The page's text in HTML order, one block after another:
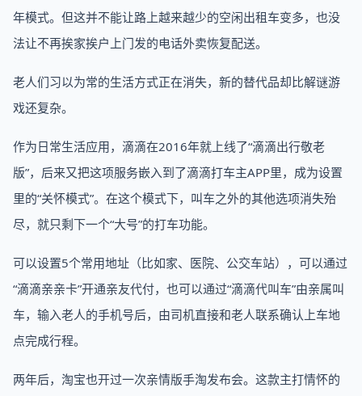
年模式。但这并不能让路上越来越少的空闲出租车变多，也没
法让不再挨家挨户上门发的电话外卖恢复配送。
老人们习以为常的生活方式正在消失，新的替代品却比解谜游
戏还复杂。
作为日常生活应用，滴滴在2016年就上线了“滴滴出行敬老
版”，后来又把这项服务嵌入到了滴滴打车主APP里，成为设置
里的“关怀模式”。在这个模式下，叫车之外的其他选项消失殆
尽，就只剩下一个“大号”的打车功能。
可以设置5个常用地址（比如家、医院、公交车站），可以通过
“滴滴亲亲卡”开通亲友代付，也可以通过“滴滴代叫车”由亲属叫
车，输入老人的手机号后，由司机直接和老人联系确认上车地
点完成行程。
两年后，淘宝也开过一次亲情版手淘发布会。这款主打情怀的